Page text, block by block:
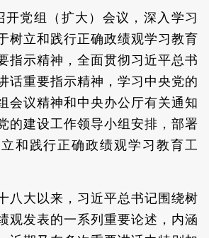
开党组（扩大）会议，深入学习
树立和践行正确政绩观学习教育
指示精神，全面贯彻习近平总书
话重要指示精神，学习中央党的
会议精神和中央办公厅有关通知
的建设工作领导小组安排，部署
和践行正确政绩观学习教育工
八大以来，习近平总书记围绕树
观发表的一系列重要论述，内涵